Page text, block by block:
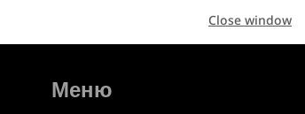
Close window
Меню